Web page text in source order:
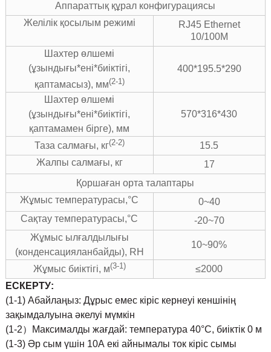
Аппараттық құрал конфигурациясы
Желілік қосылым режимі
RJ45 Ethernet
10/100M
Шахтер өлшемі
(ұзындығы*ені*биіктігі,
қаптамасыз), мм(2-1)
400*195.5*290
Шахтер өлшемі
(ұзындығы*ені*биіктігі,
қаптамамен бірге), мм
570*316*430
Таза салмағы, кг(2-2)
15.5
Жалпы салмағы, кг
17
Қоршаған орта талаптары
Жұмыс температурасы,°C
0~40
Сақтау температурасы,°C
-20~70
Жұмыс ылғалдылығы
(конденсацияланбайды), RH
10~90%
Жұмыс биіктігі, м(3-1)
≤2000
ЕСКЕРТУ:
(1-1) Абайлаңыз: Дұрыс емес кіріс кернеуі кеншінің
зақымдалуына әкелуі мүмкін
(1-2）Максималды жағдай: температура 40°C, биіктік 0 м
(1-3) Әр сым үшін 10А екі айнымалы ток кіріс сымы